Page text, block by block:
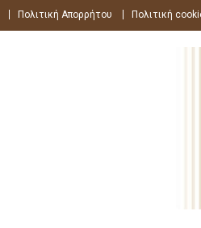
Πολιτική Απορρήτου Πολιτική